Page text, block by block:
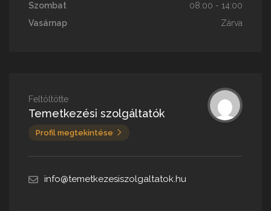
Szombat
08:00 - 14:00
Vasárnap
Zárva
Feltöltötte
Temetkezési szolgáltatók
Profil megtekintése
info@temetkezesiszolgaltatok.hu